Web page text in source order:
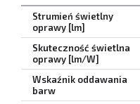
Strumień świetlny
oprawy [lm]
Skuteczność świetlna
oprawy [lm/W]
Wskaźnik oddawania
barw